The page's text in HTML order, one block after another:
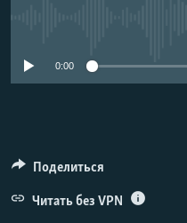
0:00
Поделиться
Читать без VPN